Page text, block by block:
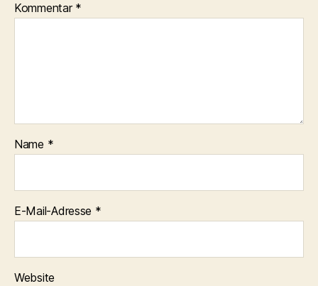
Kommentar *
Name *
E-Mail-Adresse *
Website